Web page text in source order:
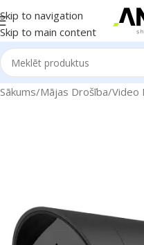
Skip to navigation
Skip to main content
Sākums/Mājas Drošība/Video